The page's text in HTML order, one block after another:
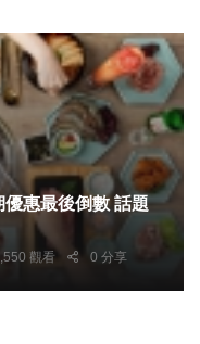
最後倒數 話題
觀看 0 分享